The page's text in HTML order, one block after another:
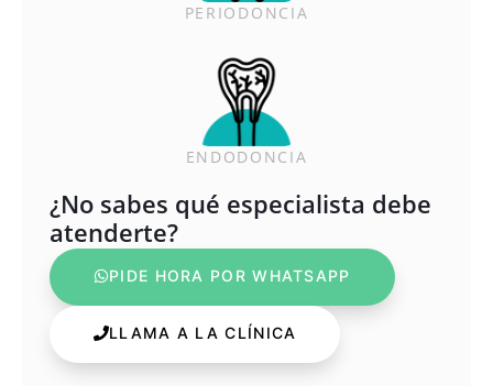
PERIODONCIA
ENDODONCIA
¿No sabes qué especialista debe
atenderte?
PIDE HORA POR WHATSAPP
LLAMA A LA CLÍNICA